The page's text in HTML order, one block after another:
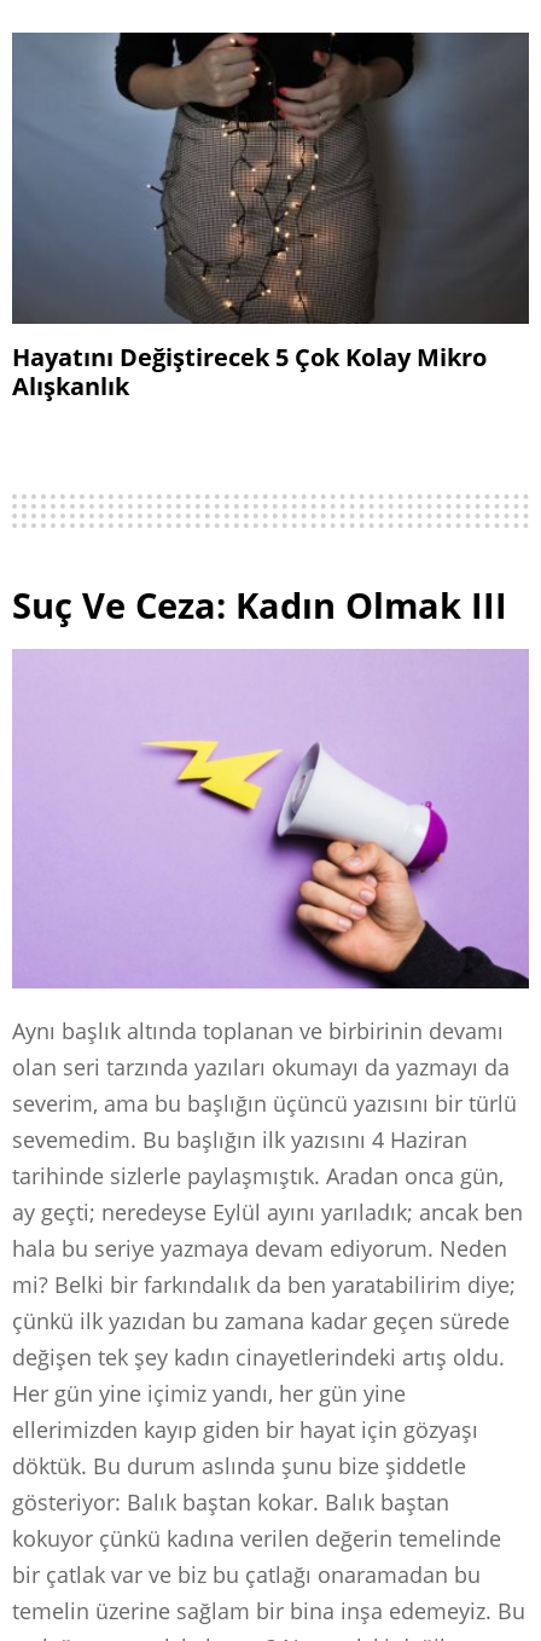
Hayatını Değiştirecek 5 Çok Kolay Mikro
Alışkanlık
Suç Ve Ceza: Kadın Olmak III
Aynı başlık altında toplanan ve birbirinin devamı
olan seri tarzında yazıları okumayı da yazmayı da
severim, ama bu başlığın üçüncü yazısını bir türlü
sevemedim. Bu başlığın ilk yazısını 4 Haziran
tarihinde sizlerle paylaşmıştık. Aradan onca gün,
ay geçti; neredeyse Eylül ayını yarıladık; ancak ben
hala bu seriye yazmaya devam ediyorum. Neden
mi? Belki bir farkındalık da ben yaratabilirim diye;
çünkü ilk yazıdan bu zamana kadar geçen sürede
değişen tek şey kadın cinayetlerindeki artış oldu.
Her gün yine içimiz yandı, her gün yine
ellerimizden kayıp giden bir hayat için gözyaşı
döktük. Bu durum aslında şunu bize şiddetle
gösteriyor: Balık baştan kokar. Balık baştan
kokuyor çünkü kadına verilen değerin temelinde
bir çatlak var ve biz bu çatlağı onaramadan bu
temelin üzerine sağlam bir bina inşa edemeyiz. Bu